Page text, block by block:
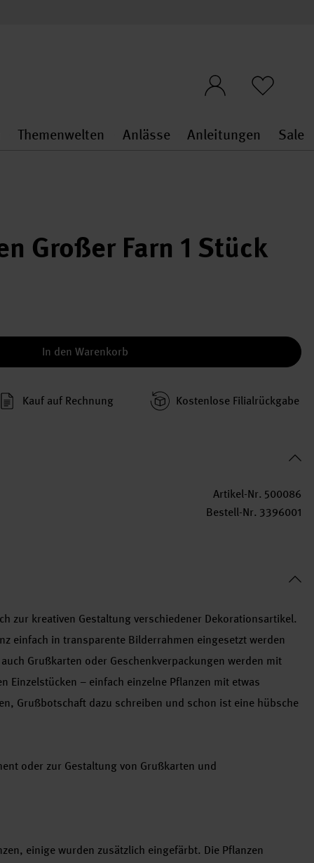
Stoffe & Sticken general.openMenu
Themenwelten
Themenwelten
Anlässe
Anlässe
Anleitungen Sale
Großer Farn 1 Stück
In den Warenkorb
Kauf auf Rechnung Kosten­lose Filial­rückgabe
Artikel-Nr. 500086
Bestell-Nr. 3396001
zur kreativen Gestaltung verschiedener Dekorationsartikel.
einfach in transparente Bilderrahmen eingesetzt werden
Grußkarten oder Geschenkverpackungen werden mit
Einzelstücken – einfach einzelne Pflanzen mit etwas
Grußbotschaft dazu schreiben und schon ist eine hübsche
oder zur Gestaltung von Grußkarten und
einige wurden zusätzlich eingefärbt. Die Pflanzen